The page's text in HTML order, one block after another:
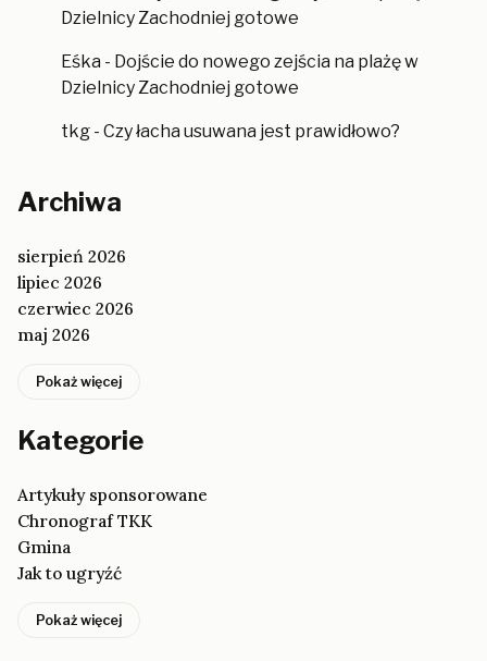
Dzielnicy Zachodniej gotowe
Eśka - Dojście do nowego zejścia na plażę w
Dzielnicy Zachodniej gotowe
tkg - Czy łacha usuwana jest prawidłowo?
Archiwa
sierpień 2026
lipiec 2026
czerwiec 2026
maj 2026
Pokaż więcej
Kategorie
Artykuły sponsorowane
Chronograf TKK
Gmina
Jak to ugryźć
Pokaż więcej